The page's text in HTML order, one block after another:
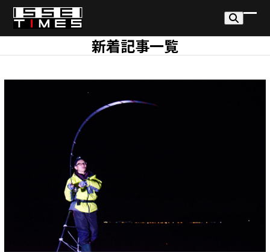
Skip
content
モ
く
モ
じ
新着記事一覧